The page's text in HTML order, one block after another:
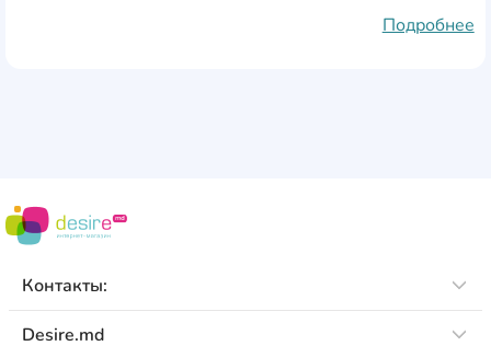
Цвет
Толщина металла
0,8 мм
Подробнее
Контакты:
Desire.md